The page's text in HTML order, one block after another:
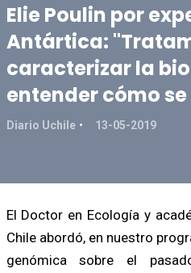
Elie Poulin por
Antártica:
caracterizar la
entender cómo
Diario Uchile 13-05-2019
El Doctor en Ecología y
Chile abordó, en nuestro
genómica sobre el